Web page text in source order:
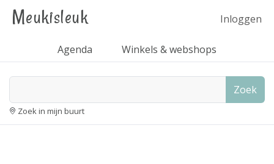
Meukisleuk Inloggen
Agenda Winkels & webshops
Zoek
Zoek in mijn buurt